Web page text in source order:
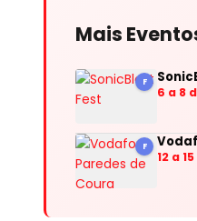
Mais
F
6 a 8
F
12 a